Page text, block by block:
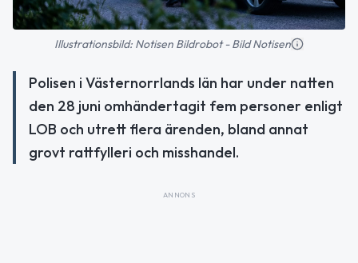
Illustrationsbild: Notisen Bildrobot - Bild Notisen
Polisen i Västernorrlands län har under natten
den 28 juni omhändertagit fem personer enligt
LOB och utrett flera ärenden, bland annat
grovt rattfylleri och misshandel.
ANNONS